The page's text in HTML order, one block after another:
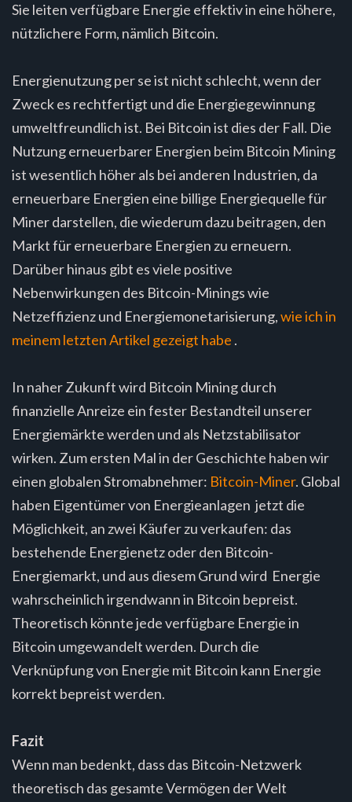
Sie leiten verfügbare Energie effektiv in eine höhere,
nützlichere Form, nämlich Bitcoin.
Energienutzung per se ist nicht schlecht, wenn der
Zweck es rechtfertigt und die Energiegewinnung
umweltfreundlich ist. Bei Bitcoin ist dies der Fall. ​​Die
Nutzung erneuerbarer Energien beim Bitcoin Mining
ist wesentlich höher als bei anderen Industrien, da
erneuerbare Energien eine billige Energiequelle für
Miner darstellen, die wiederum dazu beitragen, den
Markt für erneuerbare Energien zu erneuern.
Darüber hinaus gibt es viele positive
Nebenwirkungen des Bitcoin-Minings wie
Netzeffizienz und Energiemonetarisierung,wie ich in
meinem letzten Artikel gezeigt habe .
In naher Zukunft wird Bitcoin Mining durch
finanzielle Anreize ein fester Bestandteil unserer
Energiemärkte werden und als Netzstabilisator
wirken. Zum ersten Mal in der Geschichte haben wir
einen globalen Stromabnehmer: Bitcoin-Miner. Global
haben Eigentümer von Energieanlagen jetzt die
Möglichkeit, an zwei Käufer zu verkaufen: das
bestehende Energienetz oder den Bitcoin-
Energiemarkt, und aus diesem Grund wird Energie
wahrscheinlich irgendwann in Bitcoin bepreist.
Theoretisch könnte jede verfügbare Energie in
Bitcoin umgewandelt werden. Durch die
Verknüpfung von Energie mit Bitcoin kann Energie
korrekt bepreist werden.
Fazit
Wenn man bedenkt, dass das Bitcoin-Netzwerk
theoretisch das gesamte Vermögen der Welt